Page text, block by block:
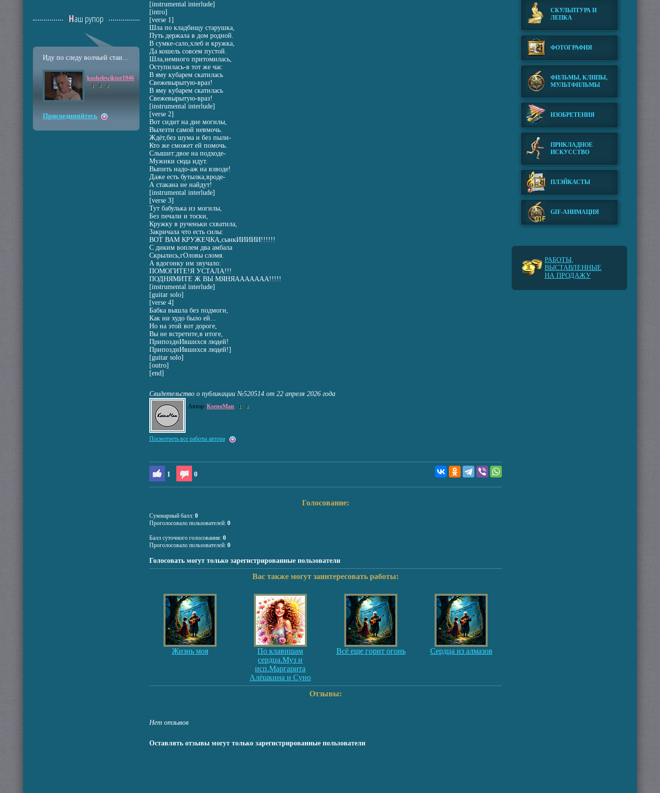
pause
[instrumental interlude]
[intro]
[verse 1]
Шла по кладбищу старушка,
Путь держала в дом родной.
В сумке-сало,хлеб и кружка,
Да кошель совсем пустой.
Шла,немного притомилась,
Оступилась-в тот же час
В яму кубарем скатилась
Свежевырытую-враз!
В яму кубарем скатилась
Свежевырытую-враз!
[instrumental interlude]
[verse 2]
Вот сидит на дне могилы,
Вылезти самой невмочь.
Ждёт,без шума и без пыли-
Кто же сможет ей помочь.
Слышит:двое на подходе-
Мужики сюда идут.
Выпить надо-аж на взводе!
Даже есть бутылка,вроде-
А стакана не найдут!
[instrumental interlude]
[verse 3]
Тут бабулька из могилы,
Без печали и тоски,
Кружку в рученьки схватила,
Закричала что есть силы:
ВОТ ВАМ КРУЖЕЧКА,сынкИИИИИ!!!!!!
С диким воплем два амбала
Скрылись,гОловы сломя.
А вдогонку им звучало:
ПОМОГИТЕ!Я УСТАЛА!!!
ПОДНЯМИТЕ Ж ВЫ МЯНЯААААААА!!!!!
[instrumental interlude]
[guitar solo]
[verse 4]
Бабка вышла без подмоги,
Как ни худо было ей...
Но на этой вот дороге,
Вы не встретите,в итоге,
ПрипозднИвшихся людей!
ПрипозднИвшихся людей!]
[guitar solo]
[outro]
[end]
Свидетельство о публикации №520514 от 22 апреля 2026 года
Автор: KsenoMan 1 8
Посмотреть все работы автора
1 0
Голосование:
Суммарный балл: 0
Проголосовало пользователей: 0
Балл суточного голосования: 0
Проголосовало пользователей: 0
Голосовать могут только зарегистрированные пользователи
Вас также могут заинтересовать работы:
Жизнь моя
По клавишам
сердца.Муз и
исп.Маргарита
Алёшкина и Суно
Всё еще горит огонь Сердца из алмазов
Отзывы:
Нет отзывов
Оставлять отзывы могут только зарегистрированные пользователи
Наш рупор
Иду по следу волчьей стаи...
koshelewiktor1946
1 4 2
Присоединяйтесь
СКУЛЬПТУРА И
ЛЕПКА
ФОТОГРАФИЯ
ФИЛЬМЫ, КЛИПЫ,
МУЛЬТФИЛЬМЫ
ИЗОБРЕТЕНИЯ
ПРИКЛАДНОЕ
ИСКУССТВО
ПЛЭЙКАСТЫ
GIF-АНИМАЦИЯ
РАБОТЫ,
ВЫСТАВЛЕННЫЕ
НА ПРОДАЖУ